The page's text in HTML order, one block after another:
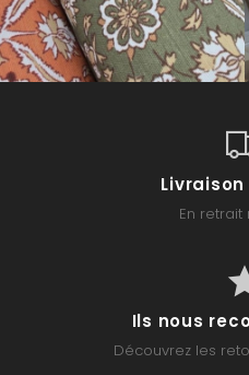
En
Ils nous
Découvrez les